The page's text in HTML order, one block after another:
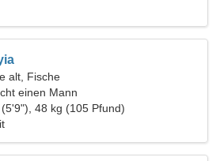
alt, Fische
einen Mann
48 kg (105 Pfund)